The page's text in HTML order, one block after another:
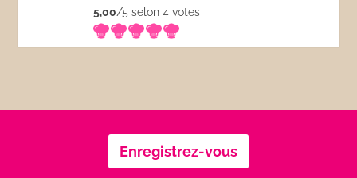
5,00/5 selon 4votes
Enregistrez-vous